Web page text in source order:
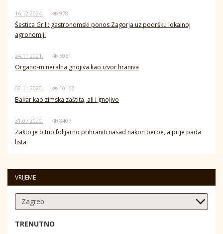
16.12.2024. | 978
Šestica Grill: gastronomski ponos Zagorja uz podršku lokalnoj
agronomiji
24.11.2021. | 5061
Organo-mineralna gnojiva kao izvor hraniva
02.11.2020. | 10167
Bakar kao zimska zaštita, ali i gnojivo
31.07.2020. | 8407
Zašto je bitno folijarno prihraniti nasad nakon berbe, a prije pada
lista
VRIJEME
TRENUTNO